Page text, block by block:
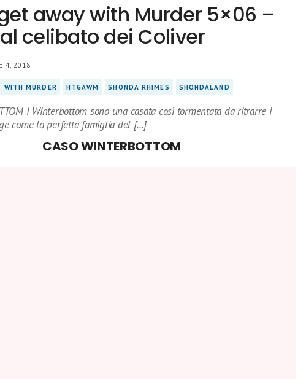
away with Murder 5×06 –
al celibato dei Coliver
4, 2018
WITH MURDER HTGAWM SHONDA RHIMES SHONDALAND
I Winterbottom sono una casata così tormentata da ritrarre i
come la perfetta famiglia del […]
CASO WINTERBOTTOM